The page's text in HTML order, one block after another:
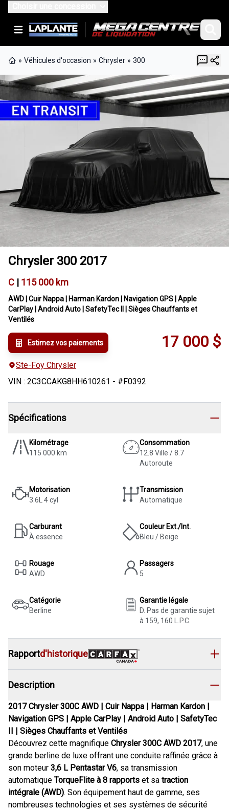
» Véhicules d'occasion » Chrysler » 300
Chrysler 300 2017
C | 115 000 km
AWD | Cuir Nappa | Harman Kardon | Navigation GPS | Apple
CarPlay | Android Auto | SafetyTec II | Sièges Chauffants et
Ventilés
17 000$
Estimez vos paiements
Ste-Foy Chrysler
VIN : 2C3CCAKG8HH610261 - #F0392
Spécifications
Kilométrage
115 000 km
Consommation
12.8 Ville / 8.7
Autoroute
Motorisation
3.6L 4 cyl
Transmission
Automatique
Carburant
À essence
Couleur Ext./Int.
Bleu / Beige
Rouage
AWD
Passagers
5
Catégorie
Berline
Garantie légale
D. Pas de garantie sujet
à 159, 160 L.P.C.
Rapportd'historique
Description
2017 Chrysler 300C AWD | Cuir Nappa | Harman Kardon |
Navigation GPS | Apple CarPlay | Android Auto | SafetyTec
II | Sièges Chauffants et Ventilés
Découvrez cette magnifique Chrysler 300C AWD 2017, une
grande berline de luxe offrant une conduite raffinée grâce à
son moteur 3,6 L Pentastar V6, sa transmission
automatique TorqueFlite à 8 rapports et sa traction
intégrale (AWD). Son équipement haut de gamme, ses
nombreuses technologies et ses systèmes de sécurité